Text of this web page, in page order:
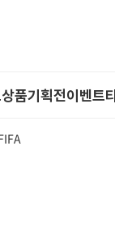
품기획전이벤트